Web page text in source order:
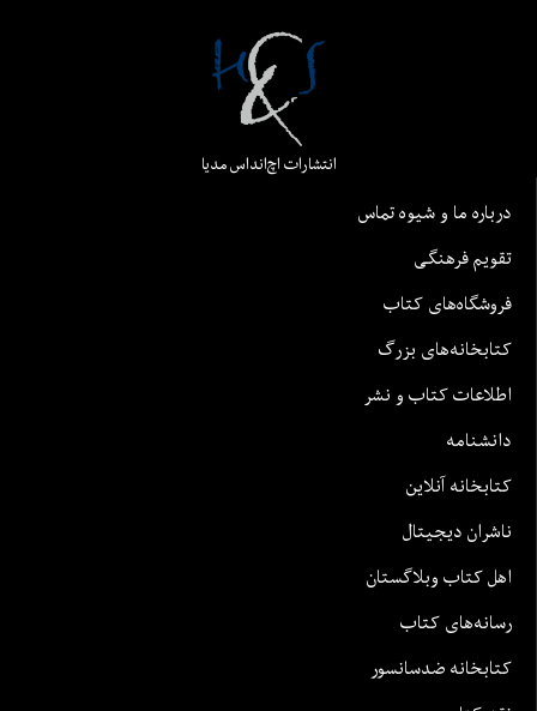
انتشارات اچ‌اند‌اس مدیا
درباره ما و شیوه تماس
تقویم فرهنگی
فروشگاه‌های کتاب
کتابخانه‌های بزرگ
اطلاعات کتاب و نشر
دانشنامه
کتابخانه آنلاین
ناشران دیجیتال
اهل کتاب وبلاگستان
رسانه‌های کتاب
کتابخانه ضدسانسور